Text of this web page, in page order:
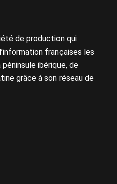
de production qui
françaises les
ibérique, de
grâce à son réseau de